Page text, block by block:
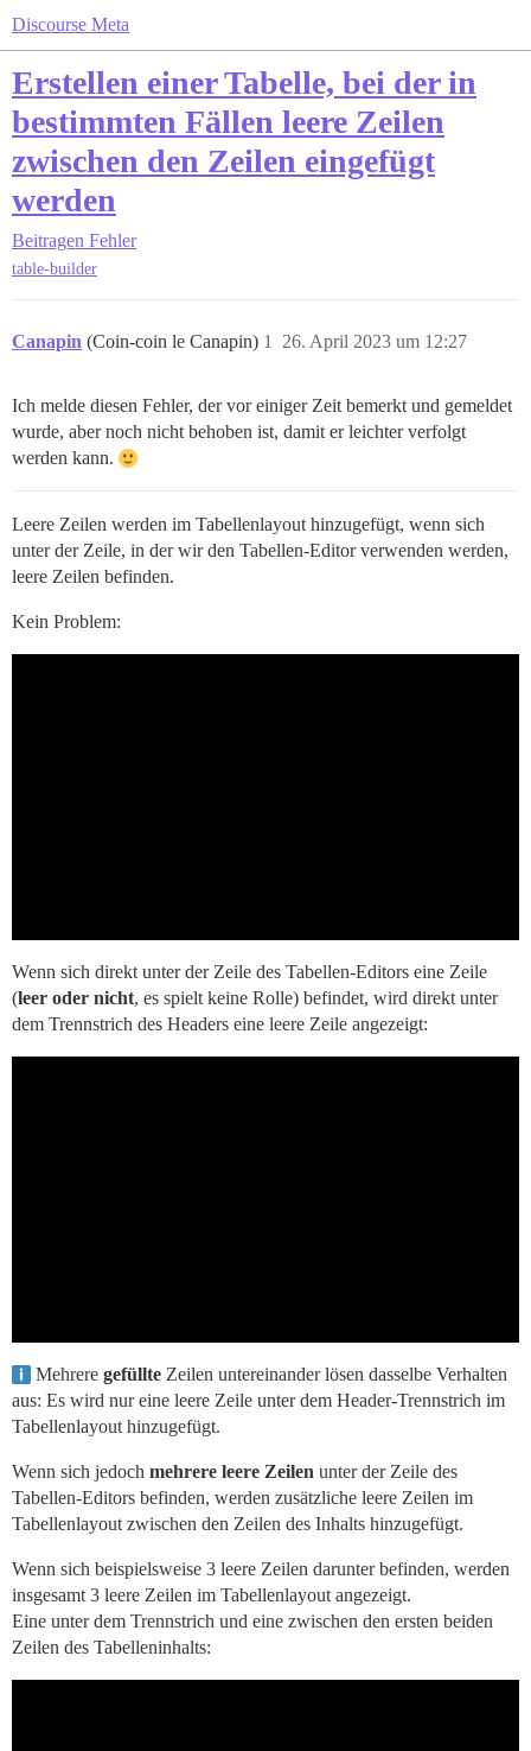
Discourse Meta
Erstellen einer Tabelle, bei der in
bestimmten Fällen leere Zeilen
zwischen den Zeilen eingefügt
werden
Beitragen Fehler
table-builder
Canapin (Coin-coin le Canapin) 26. April 2023 um 12:27
1
Ich melde diesen Fehler, der vor einiger Zeit bemerkt und gemeldet
wurde, aber noch nicht behoben ist, damit er leichter verfolgt
werden kann.
Leere Zeilen werden im Tabellenlayout hinzugefügt, wenn sich
unter der Zeile, in der wir den Tabellen-Editor verwenden werden,
leere Zeilen befinden.
Kein Problem:
Wenn sich direkt unter der Zeile des Tabellen-Editors eine Zeile
(leer oder nicht, es spielt keine Rolle) befindet, wird direkt unter
dem Trennstrich des Headers eine leere Zeile angezeigt:
Mehrere gefüllte Zeilen untereinander lösen dasselbe Verhalten
aus: Es wird nur eine leere Zeile unter dem Header-Trennstrich im
Tabellenlayout hinzugefügt.
Wenn sich jedoch mehrere leere Zeilen unter der Zeile des
Tabellen-Editors befinden, werden zusätzliche leere Zeilen im
Tabellenlayout zwischen den Zeilen des Inhalts hinzugefügt.
Wenn sich beispielsweise 3 leere Zeilen darunter befinden, werden
insgesamt 3 leere Zeilen im Tabellenlayout angezeigt.
Eine unter dem Trennstrich und eine zwischen den ersten beiden
Zeilen des Tabelleninhalts: